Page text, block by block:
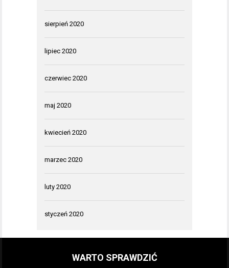
sierpień 2020
lipiec 2020
czerwiec 2020
maj 2020
kwiecień 2020
marzec 2020
luty 2020
styczeń 2020
WARTO SPRAWDZIĆ